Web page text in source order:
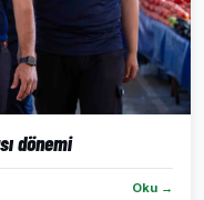
dönemi
Oku →